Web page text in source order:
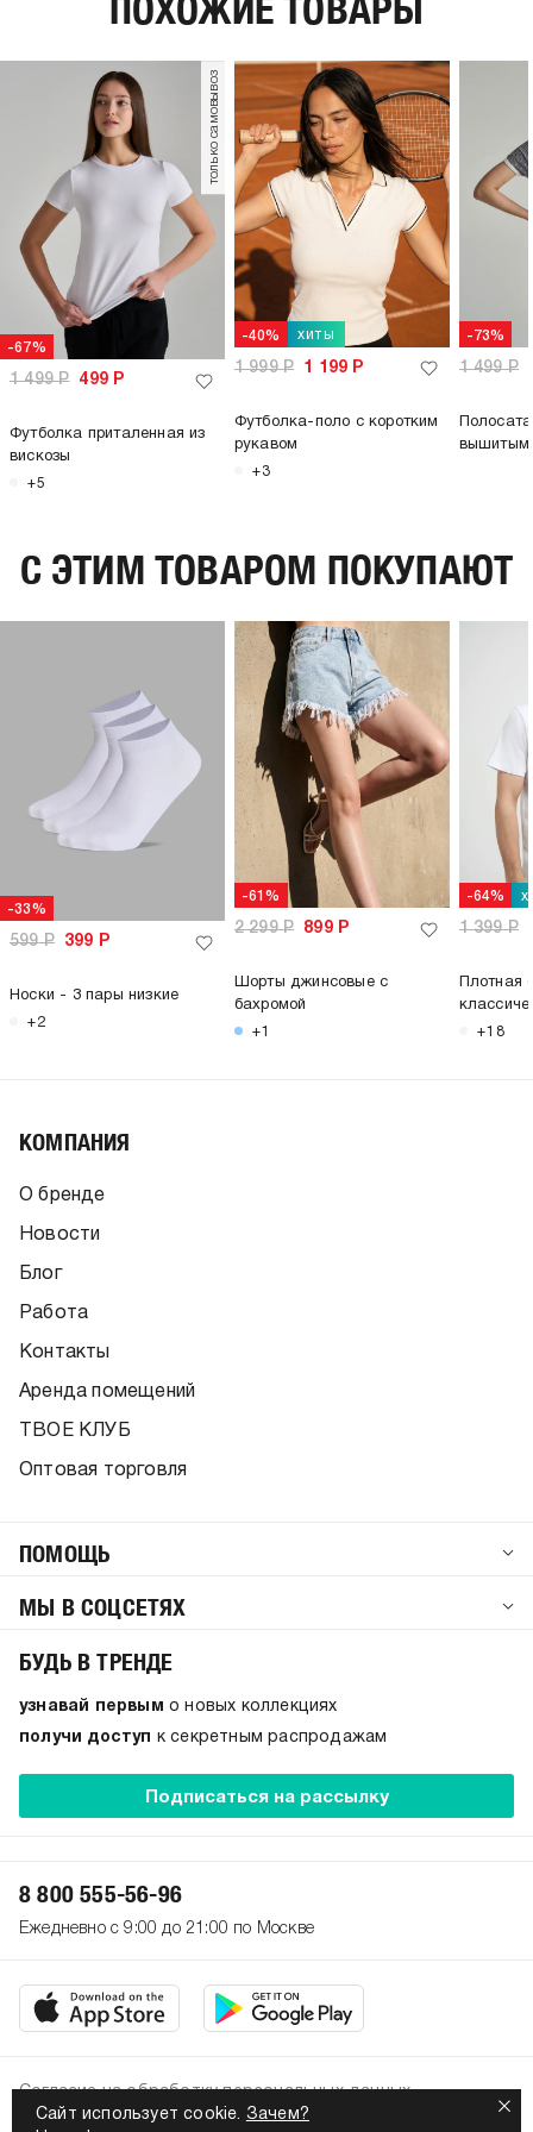
тип карманов:
без карманов
женский
-67%
только самовывоз
1 499Р 499 Р
Футболка приталенная из
вискозы
+5
-40% хиты
1 999Р 1 199 Р
Футболка-поло с коротким
рукавом
+3
-73%
1 499Р
вышитым
C ЭТИМ ТОВАРОМ ПОКУПАЮТ
-33%
599Р 399 Р
Носки - 3 пары низкие
+2
-61%
2 299Р 899Р
Шорты джинсовые с
бахромой
+1
-64%
1 399Р
Плотная
+18
Сайт использует cookie. Зачем?
КОМПАНИЯ
О бренде
Новости
Блог
Работа
Контакты
Аренда помещений
ТВОЕ КЛУБ
Оптовая торговля
ПОМОЩЬ
МЫ В СОЦСЕТЯХ
БУДЬ В ТРЕНДЕ
узнавай первым о новых коллекциях
получи доступ
к секретным распродажам
Подписаться на рассылку
8 800 555-56-96
Ежедневно с 9:00 до 21:00 по Москве
Политика конфиденциальности
Согласие на обработку персональных данных